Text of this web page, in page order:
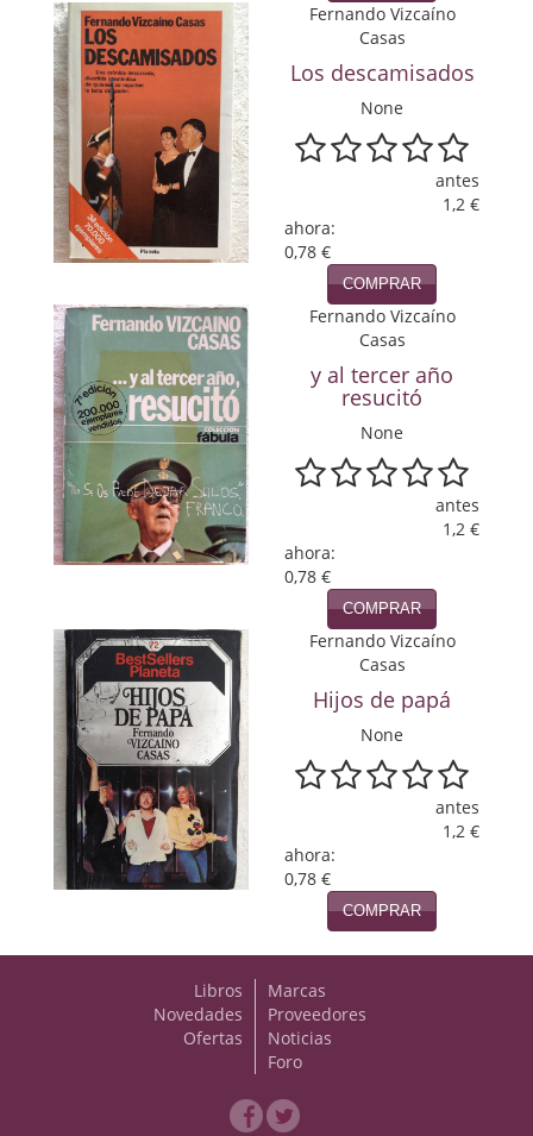
Poesía
Política
Psicología. Educación
Religión
Revistas
Sobre Madrid
Teatro
Tema Local
Terror
Terrorismo
Viajes
Viajesç
Fernando Vizcaíno
Casas
Los descamisados
None
antes
1,2 €
ahora:
0,78 €
COMPRAR
Fernando Vizcaíno
Casas
y al tercer año
resucitó
None
antes
1,2 €
ahora:
0,78 €
COMPRAR
Fernando Vizcaíno
Casas
Hijos de papá
None
antes
1,2 €
ahora:
0,78 €
COMPRAR
Libros
Novedades
Ofertas
Marcas
Proveedores
Noticias
Foro